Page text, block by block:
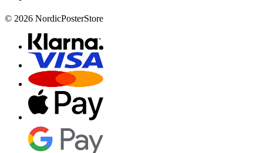
© 2026 NordicPosterStore